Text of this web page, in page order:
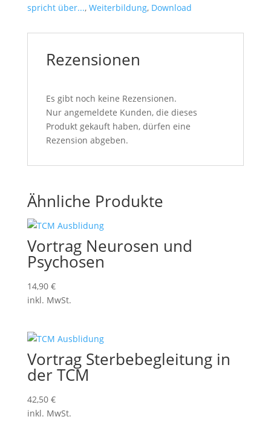
spricht über..., Weiterbildung, Download
Rezensionen
Es gibt noch keine Rezensionen.
Nur angemeldete Kunden, die dieses
Produkt gekauft haben, dürfen eine
Rezension abgeben.
Ähnliche Produkte
Vortrag Neurosen und
Psychosen
14,90 €
inkl. MwSt.
Vortrag Sterbebegleitung in
der TCM
42,50 €
inkl. MwSt.